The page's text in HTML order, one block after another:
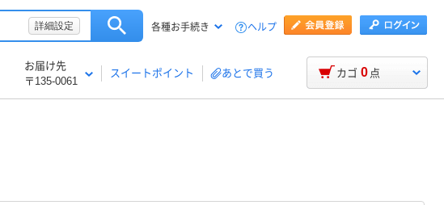
詳細設定 各種お手続き ヘルプ
お届け先
〒135-0061
スイートポイント あとで買う カゴ 0 点